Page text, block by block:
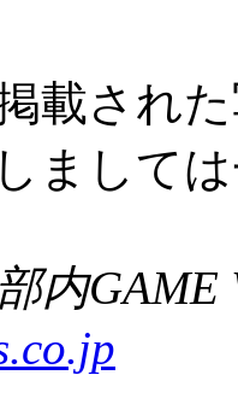
載され
まして
内GAME